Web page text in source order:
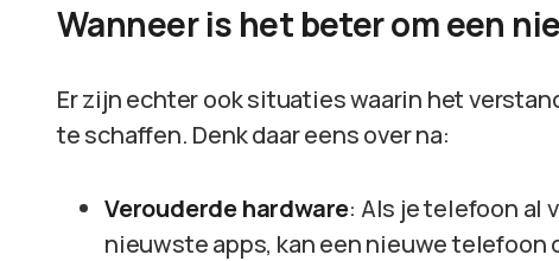
Wanneer is het beter om een
Er zijn echter ook situaties waarin het
te schaffen. Denk daar eens over na:
Verouderde hardware: Als je telefoon al
nieuwste apps, kan een nieuwe telefoon